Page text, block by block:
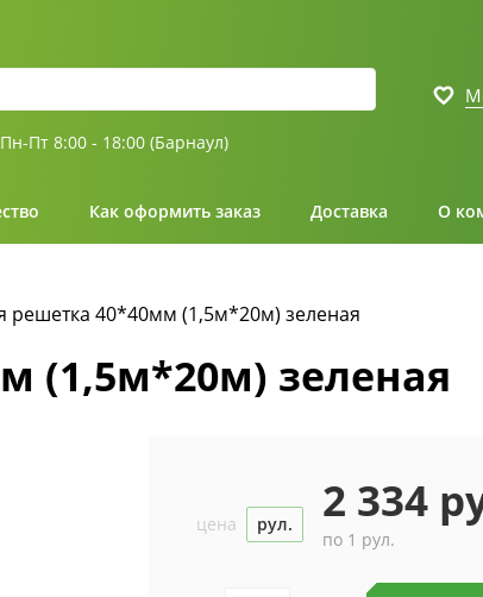
Пн-Пт 8:00 - 18:00 (Барнаул)
Как оформить заказ Доставка О
решетка 40*40мм (1,5м*20м) зеленая
(1,5м*20м) зеленая
цена рул. 2 334
по 1 рул.